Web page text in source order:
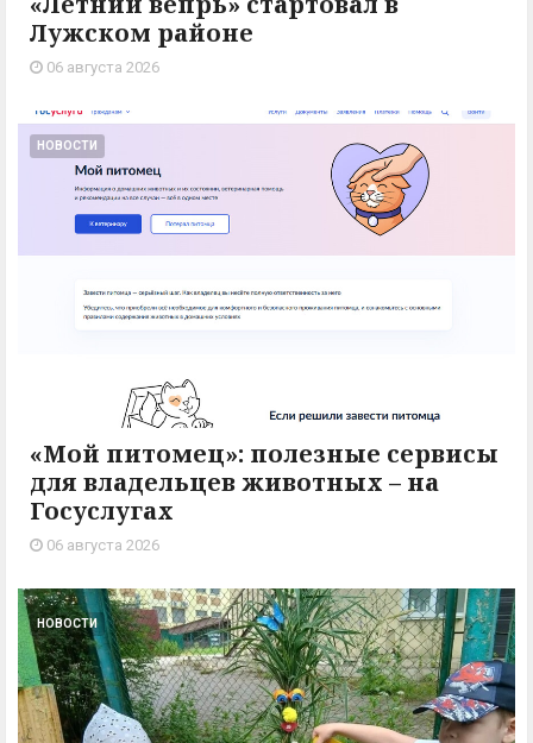
Лужском районе
06 августа 2026
НОВОСТИ
«Мой питомец»: полезные сервисы
для владельцев животных – на
Госуслугах
06 августа 2026
НОВОСТИ